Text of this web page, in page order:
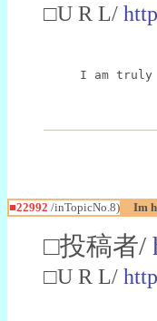
□U R L/
I am truly
■22992 /inTopicNo.8) Im
□投稿者/
□U R L/